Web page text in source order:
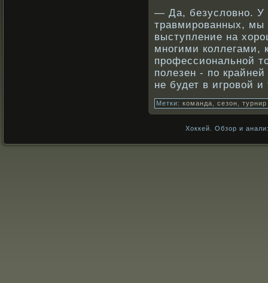
— Да, безусловно. У
травмированных, мы
выступление на
многими коллегами,
профессиональной
полезен - по
не будет в игровой и
Метки: команда сезон турнир
Хоккей. Обзор и